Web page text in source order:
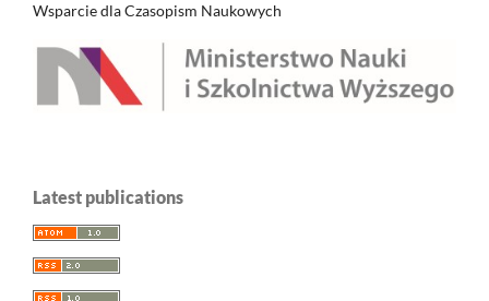
Wsparcie dla Czasopism Naukowych
Latest publications